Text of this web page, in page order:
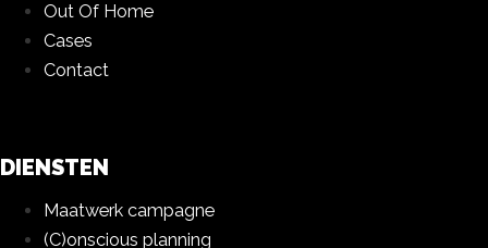
Out Of Home
Cases
Contact
DIENSTEN
Maatwerk campagne
(C)onscious planning